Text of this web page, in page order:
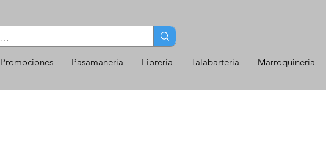
Promociones Pasamanería Librería Talabartería Marroquinería